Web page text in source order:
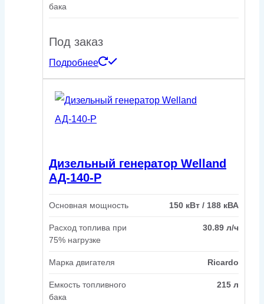
бака
Под заказ
Подробнее
Дизельный генератор Welland
АД-140-Р
Основная мощность 150 кВт / 188 кВА
Расход топлива при
75% нагрузке
30.89 л/ч
Марка двигателя Ricardo
Емкость топливного
бака
215 л